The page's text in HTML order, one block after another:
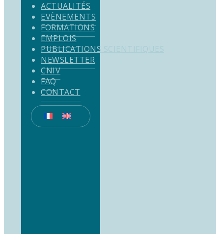
ACTUALITÉS
EVÈNEMENTS
FORMATIONS
EMPLOIS
PUBLICATIONS SCIENTIFIQUES
NEWSLETTER
CNIV
FAQ
CONTACT